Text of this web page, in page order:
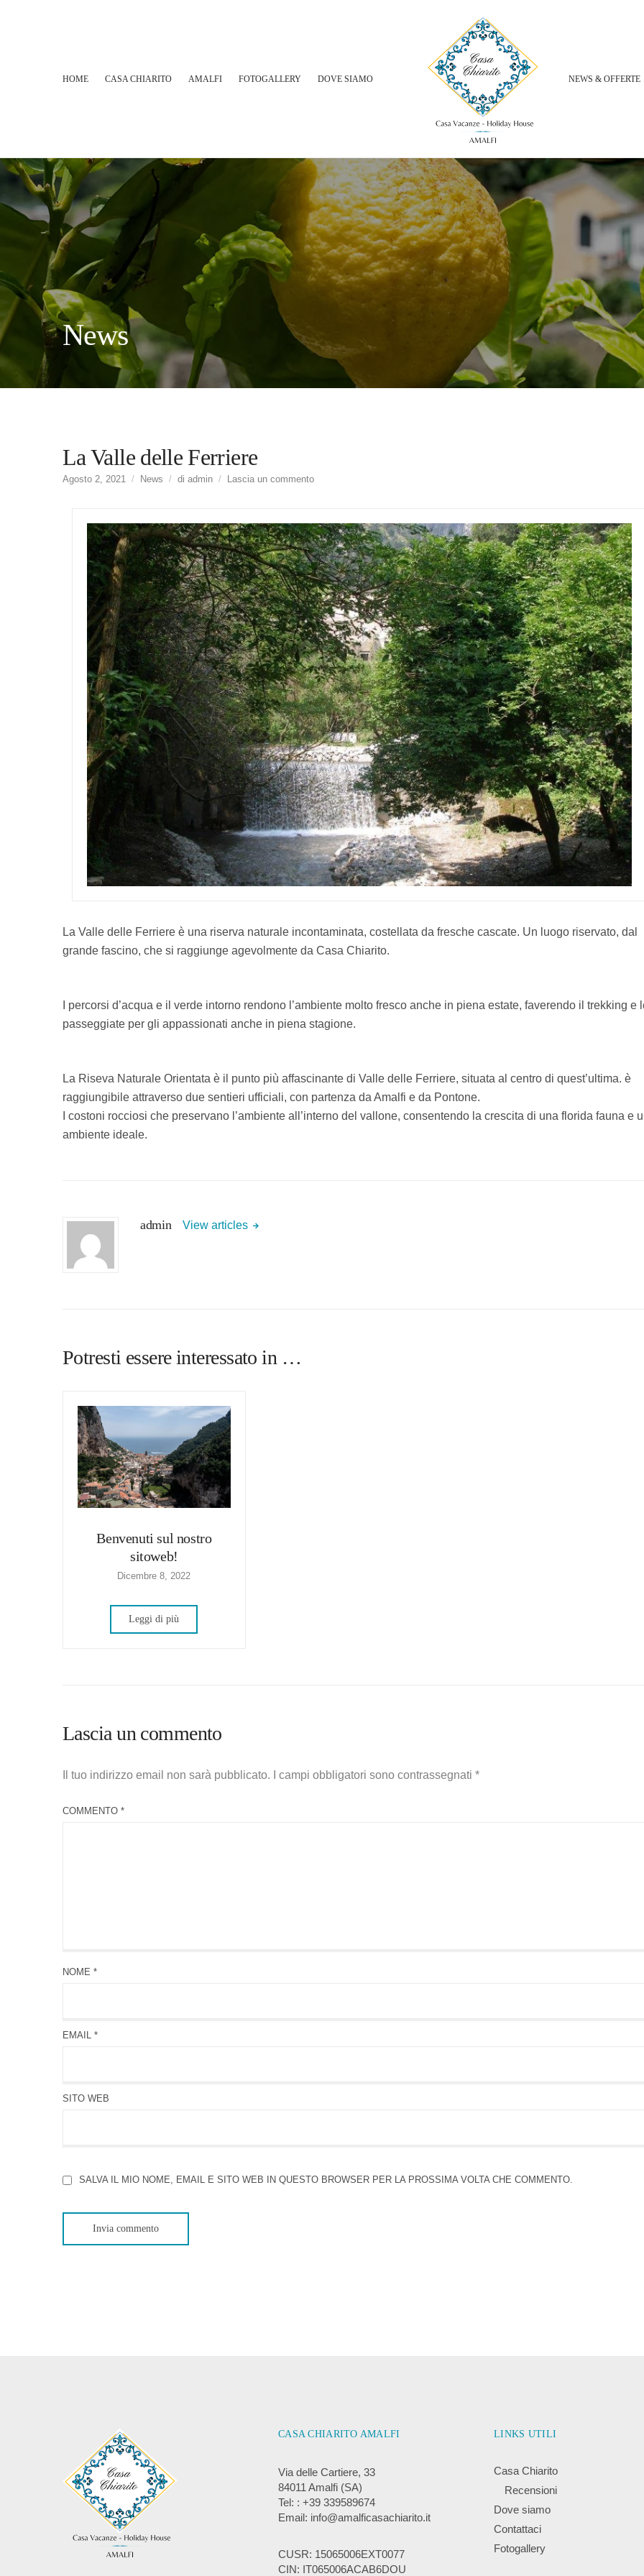
HOME CASA CHIARITO AMALFI FOTOGALLERY DOVE SIAMO NEWS & OFFERTE
News
La Valle delle Ferriere
Agosto 2, 2021 News di admin Lascia un commentosuLa
Ferriere
La Valle delle Ferriere è una riserva naturale incontaminata, costellata da fresche cascate. Un luogo riservato, dal
grande fascino, che si raggiunge agevolmente da Casa Chiarito.
I percorsi d’acqua e il verde intorno rendono l’ambiente molto fresco anche in piena estate, faverendo il trekking e
passeggiate per gli appassionati anche in piena stagione.
La Riseva Naturale Orientata è il punto più affascinante di Valle delle Ferriere, situata al centro di quest’ultima. è
raggiungibile attraverso due sentieri ufficiali, con partenza da Amalfi e da Pontone.
I costoni rocciosi che preservano l’ambiente all’interno del vallone, consentendo la crescita di una florida fauna e
ambiente ideale.
admin View articles
Potresti essere interessato in …
Benvenuti sul nostro
sitoweb!
Dicembre 8, 2022
Leggi di più
Lascia un commento
Il tuo indirizzo email non sarà pubblicato. I campi obbligatori sono contrassegnati *
COMMENTO *
NOME *
EMAIL *
SITO WEB
SALVA IL MIO NOME, EMAIL E SITO WEB IN QUESTO BROWSER PER LA PROSSIMA VOLTA CHE COMMENTO.
CASA CHIARITO AMALFI
Via delle Cartiere, 33
84011 Amalfi (SA)
Tel: : +39 339589674
Email: info@amalficasachiarito.it
CUSR: 15065006EXT0077
CIN: IT065006ACAB6DOU
LINKS UTILI
Casa Chiarito
Recensioni
Dove siamo
Contattaci
Fotogallery